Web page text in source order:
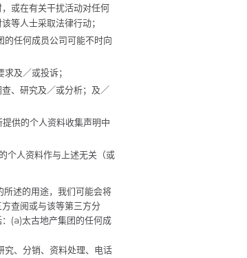
或在有关干扰活动对任何
等人士采取法律行动；
的任何成员公司可能不时向
及／或投诉；
、研究及／或分析；及／
供的个人资料收集声明中
个人资料作与上述无关（或
所述的用途，我们可能会将
查阅或与该等第三方分
(a)太古地产集团的任何成
究、分销、资料处理、电话